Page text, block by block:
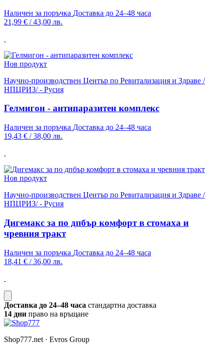
Наличен за поръчка Доставка до 24–48 часа
21,99 € / 43,00 лв.
Нов продукт
Научно-производствен Център по Ревитализация и Здраве /
НПЦРИЗ/ - Русия
Гелмигон - антипаразитен комплекс
Наличен за поръчка Доставка до 24–48 часа
19,43 € / 38,00 лв.
Нов продукт
Научно-производствен Център по Ревитализация и Здраве /
НПЦРИЗ/ - Русия
Дигемакс за по дпбър комфорт в стомаха и
чревния тракт
Наличен за поръчка Доставка до 24–48 часа
18,41 € / 36,00 лв.
Доставка до 24–48 часа стандартна доставка
14 дни право на връщане
Shop777.net · Evros Group